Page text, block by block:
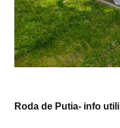
Roda de Putia- info utili